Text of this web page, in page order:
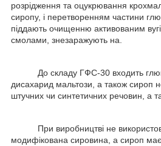
розрідження та оцукрювання
сиропу, і перетворенням частини
піддають очищенню активованим
смолами, знезаражують на.
До складу ГФС-30 входить
дисахарид мальтози, а також сироп
штучних чи синтетичних речовин, а
При виробництві не
модифікована сировина, а сироп